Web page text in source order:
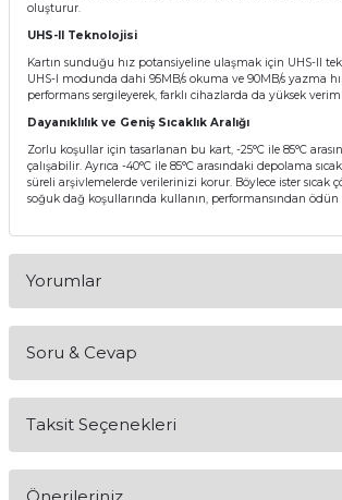
oluşturur.
UHS-II Teknolojisi
Kartın sunduğu hız potansiyeline ulaşmak için UHS-II
UHS-I modunda dahi 95MB/s okuma ve 90MB/s yazma
performans sergileyerek, farklı cihazlarda da yüksek
Dayanıklılık ve Geniş Sıcaklık Aralığı
Zorlu koşullar için tasarlanan bu kart, -25°C ile 85°C
çalışabilir. Ayrıca -40°C ile 85°C arasındaki depolama
süreli arşivlemelerde verilerinizi korur. Böylece ister sıcak
soğuk dağ koşullarında kullanın, performansından ödün
Yorumlar
Soru & Cevap
Taksit Seçenekleri